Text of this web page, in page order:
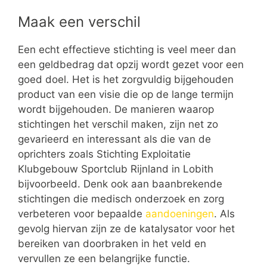
Maak een verschil
Een echt effectieve stichting is veel meer dan
een geldbedrag dat opzij wordt gezet voor een
goed doel. Het is het zorgvuldig bijgehouden
product van een visie die op de lange termijn
wordt bijgehouden. De manieren waarop
stichtingen het verschil maken, zijn net zo
gevarieerd en interessant als die van de
oprichters zoals Stichting Exploitatie
Klubgebouw Sportclub Rijnland in Lobith
bijvoorbeeld. Denk ook aan baanbrekende
stichtingen die medisch onderzoek en zorg
verbeteren voor bepaalde aandoeningen. Als
gevolg hiervan zijn ze de katalysator voor het
bereiken van doorbraken in het veld en
vervullen ze een belangrijke functie.